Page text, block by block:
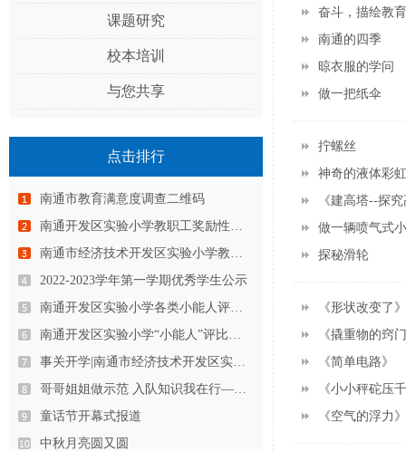
课题研究
校本培训
与您共享
点击排行
南通市教育满意度调查二维码
南通开发区实验小学教职工奖励性绩…
南通市经济技术开发区实验小学教育…
2022-2023学年第一学期优秀学生公示
南通开发区实验小学各类小能人评选…
南通开发区实验小学“小能人”评比…
事关开学|南通市经济技术开发区实…
哥哥姐姐做示范 入队知识我在行—…
童话节开幕式报道
中秋月亮圆又圆
奋斗，描绘教
南通的四季
晾衣服的学问
做一把纸伞
拧螺丝
神奇的液体彩虹
《建高塔--探
做一辆喷气式
探秘滑轮
《形状改变了》
《撬重物的窍
《简单电路》
《小小秤砣压
《空气的浮力